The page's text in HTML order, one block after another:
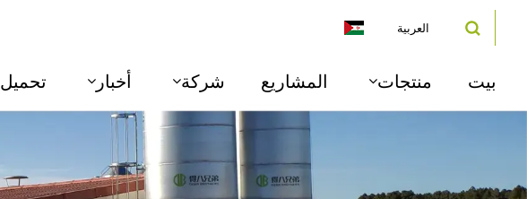
العربية
بيت منتجات المشاريع شركة أخبار تحميل